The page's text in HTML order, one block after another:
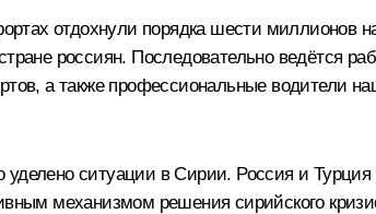
отдохнули порядка шести миллионов
россиян. Последовательно ведётся
а также профессиональные водители
ситуации в Сирии. Россия и
механизмом решения сирийского